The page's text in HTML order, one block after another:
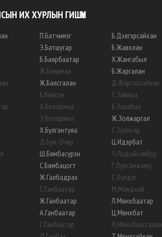
ИХ ХУРЛЫН ГИШҮҮН
П.Батчимэг
Э.Батшугар
Б.Баярбаатар
Ж.Баярмаа
Ж.Баясгалан
Б.Бейсен
Х.Болормаа
Э.Болормаа
Х.Булгантуяа
Д.Бум-Очир
Ш.Бямбасүрэн
С.Бямбацогт
Ж.Галбадрах
С.Ганбаатар
Ж.Ганбаатар
А.Ганбаатар
Г.Ганбаатар
Б.Дэлгэрсайхан
Б.Жавхлан
Х.Жангабыл
Б.Жаргалан
Д.Жаргалсайхан
С.Замира
Б.Заяабал
Ж.Золжаргал
С.Зулпхар
Ц.Идэрбат
Ч.Лодойсамбуу
Г.Лувсанжамц
С.Лүндэг
М.Мандхай
Л.Мөнхбаатар
Ц.Мөнхбат
Л.Мөнхбаясгалан